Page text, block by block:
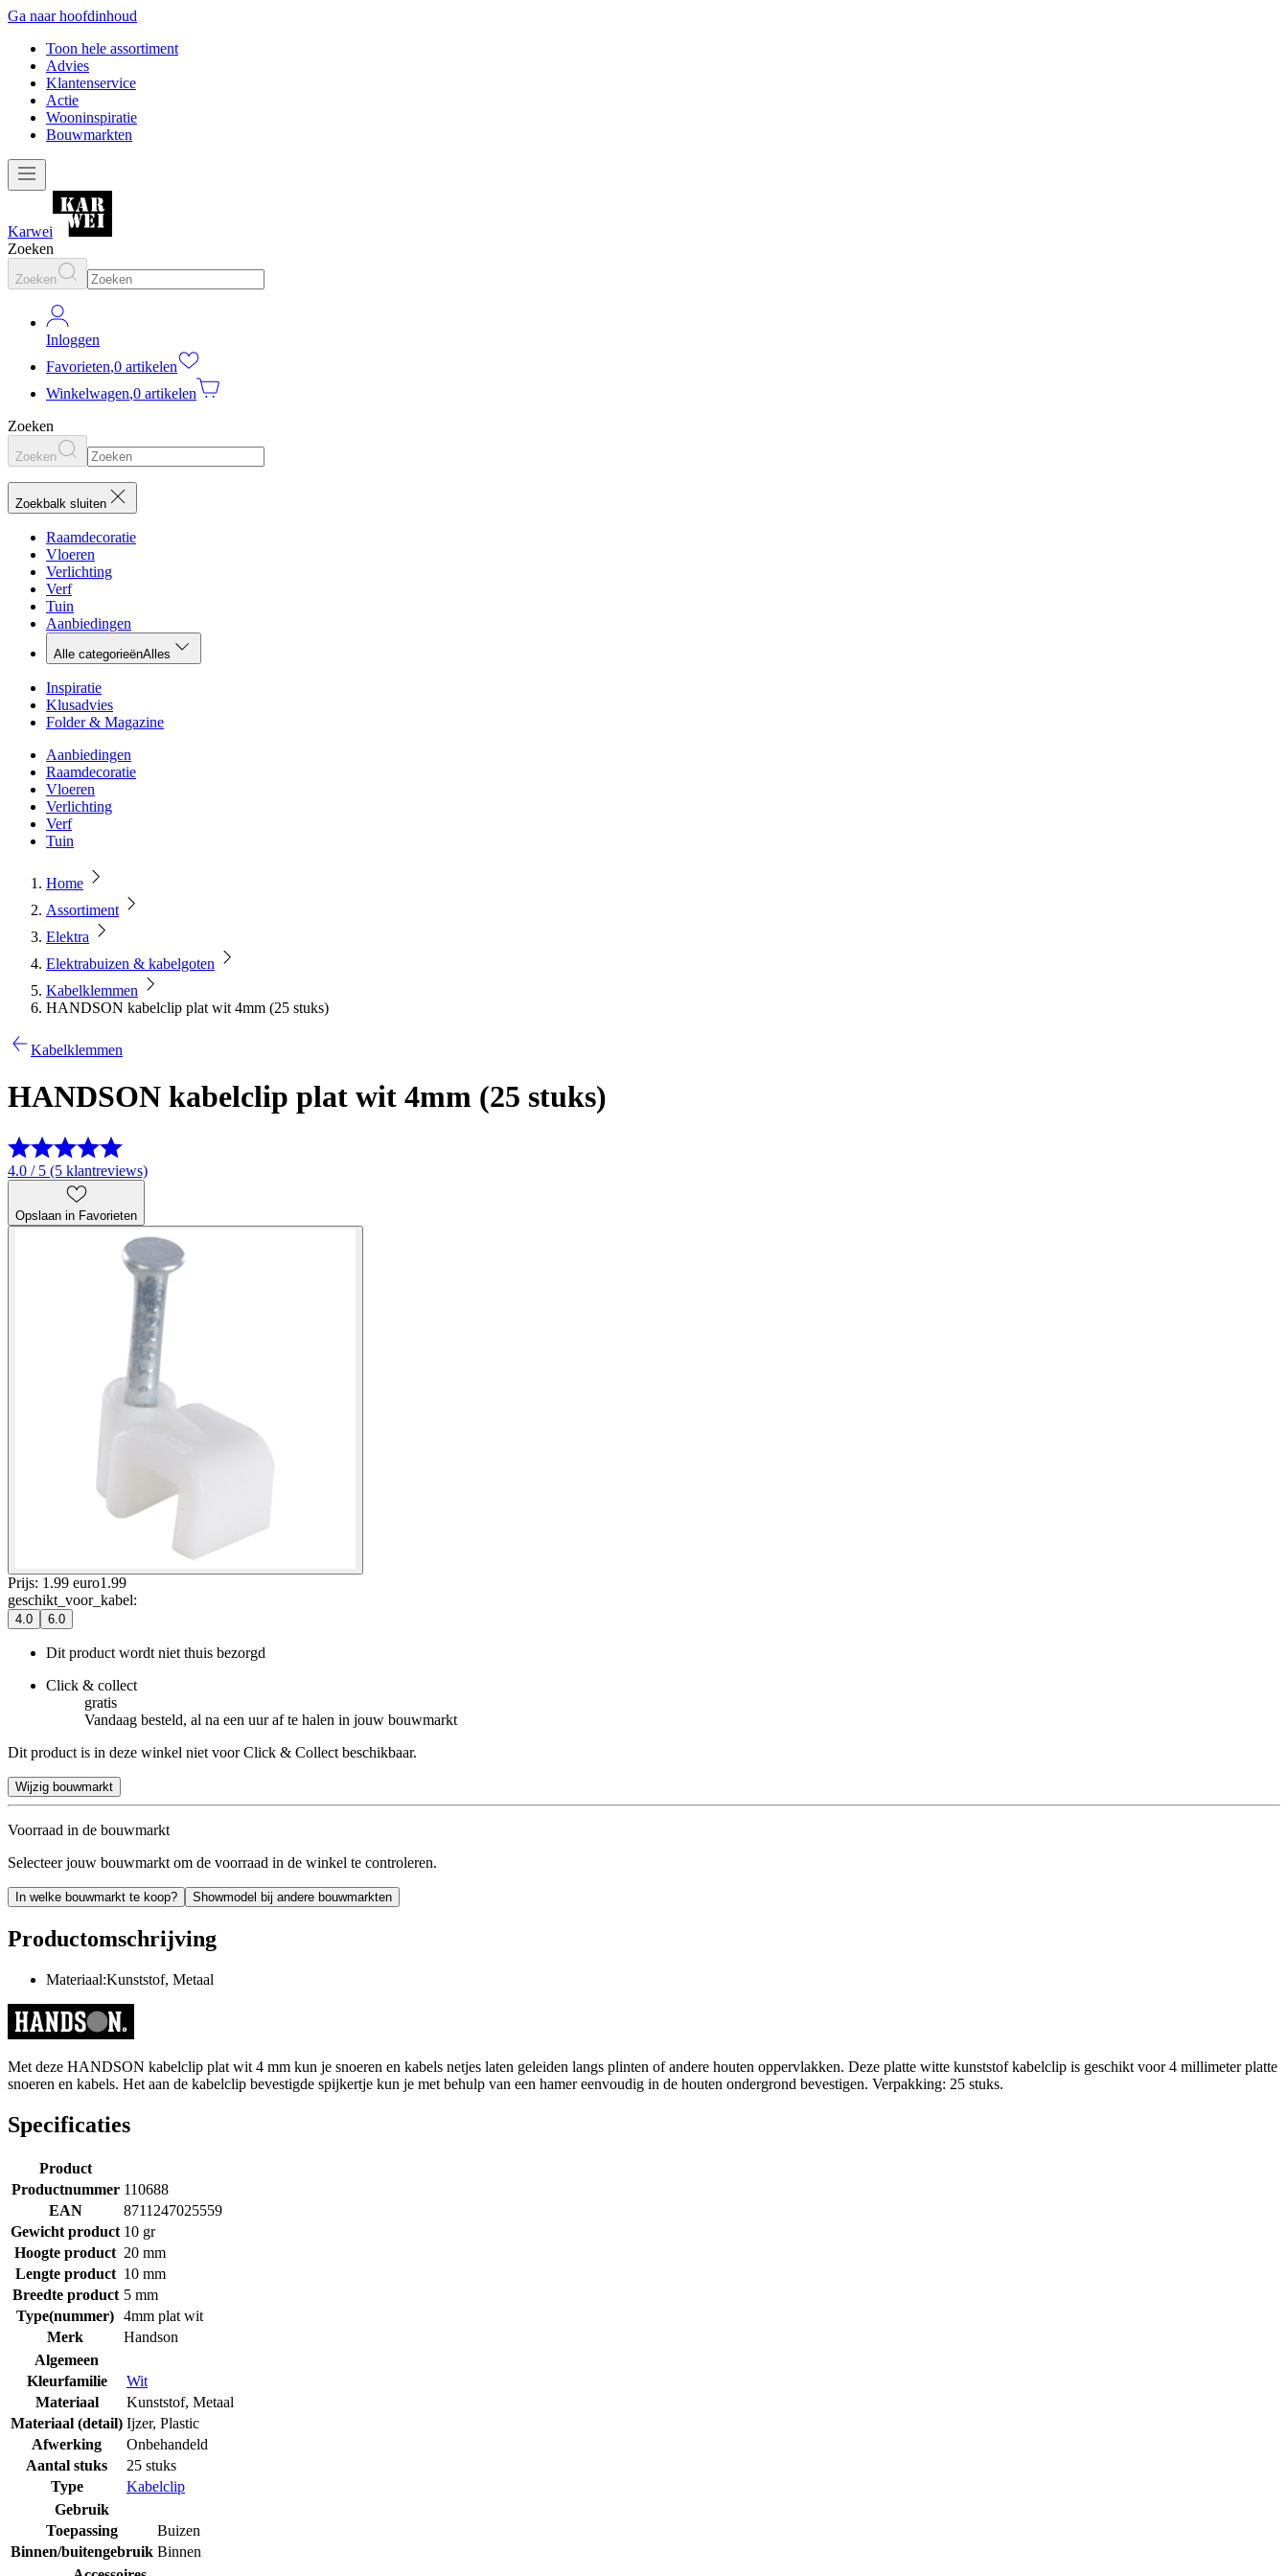
Ga naar hoofdinhoud
Toon hele assortiment
Advies
Klantenservice
Actie
Wooninspiratie
Bouwmarkten
Karwei
Zoeken
Zoeken
Inloggen
Favorieten,0 artikelen
Winkelwagen,0 artikelen
Zoeken
Zoeken
Zoekbalk sluiten
Raamdecoratie
Vloeren
Verlichting
Verf
Tuin
Aanbiedingen
Alle categorieënAlles
Inspiratie
Klusadvies
Folder & Magazine
Aanbiedingen
Raamdecoratie
Vloeren
Verlichting
Verf
Tuin
Home
Assortiment
Elektra
Elektrabuizen & kabelgoten
Kabelklemmen
HANDSON kabelclip plat wit 4mm (25 stuks)
Kabelklemmen
HANDSON kabelclip plat wit 4mm (25 stuks)
4.0 / 5 (5 klantreviews)
Opslaan in Favorieten
Prijs: 1.99 euro1 .99
geschikt_voor_kabel:
4.0 6.0
Dit product wordt niet thuis bezorgd
Click & collect
gratis
Vandaag besteld, al na een uur af te halen in jouw bouwmarkt
Dit product is in deze winkel niet voor Click & Collect beschikbaar.
Wijzig bouwmarkt
Voorraad in de bouwmarkt
Selecteer jouw bouwmarkt om de voorraad in de winkel te controleren.
In welke bouwmarkt te koop? Showmodel bij andere bouwmarkten
Productomschrijving
Materiaal:Kunststof, Metaal
Met deze HANDSON kabelclip plat wit 4 mm kun je snoeren en kabels netjes laten geleiden langs plinten of andere houten oppervlakken. Deze platte witte kunststof kabelclip is geschikt voor 4 millimeter platte
snoeren en kabels. Het aan de kabelclip bevestigde spijkertje kun je met behulp van een hamer eenvoudig in de houten ondergrond bevestigen. Verpakking: 25 stuks.
Specificaties
Product
Productnummer 110688
EAN
8711247025559
Gewicht product 10 gr
Hoogte product 20 mm
Lengte product 10 mm
Breedte product 5 mm
Type(nummer) 4mm plat wit
Merk
Handson
Algemeen
Kleurfamilie
Wit
Materiaal
Kunststof, Metaal
Materiaal (detail) Ijzer, Plastic
Afwerking
Onbehandeld
Aantal stuks
25 stuks
Type
Kabelclip
Gebruik
Toepassing
Buizen
Binnen/buitengebruik Binnen